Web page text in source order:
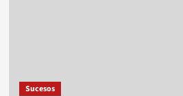
Sucesos